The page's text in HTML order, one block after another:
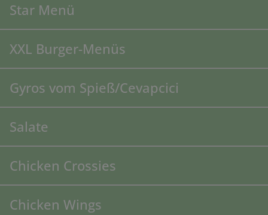
Star Menü
XXL Burger-Menüs
Gyros vom Spieß/Cevapcici
Salate
Chicken Crossies
Chicken Wings